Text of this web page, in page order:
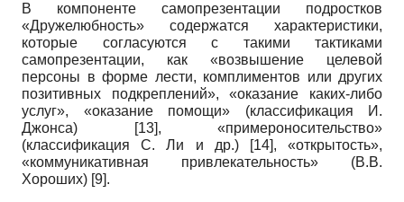
В компоненте самопрезентации подростков
«Дружелюбность» содержатся характеристики,
которые согласуются с такими тактиками
самопрезентации, как «возвышение целевой
персоны в форме лести, комплиментов или других
позитивных подкреплений», «оказание каких-либо
услуг», «оказание помощи» (классификация И.
Джонса)
[13], «примероносительство»
(классификация С. Ли и др.)
[14], «открытость»,
«коммуникативная привлекательность» (В.В.
Хороших) [9].